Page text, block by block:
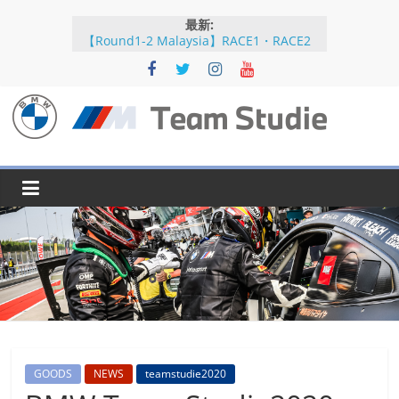
へ
キ
プ
最新:
【Round1-2 Malaysia】RACE1・RACE2
【Round5-6 JAPAN】RACE2
【Round5-6 JAPAN】RACE1・RACE2予選
【Round3-4 Indonesia】RACE1・RACE2
BMW
M
Team
Studie
SUPER
BMWGOODS NEWS teamstudie2020